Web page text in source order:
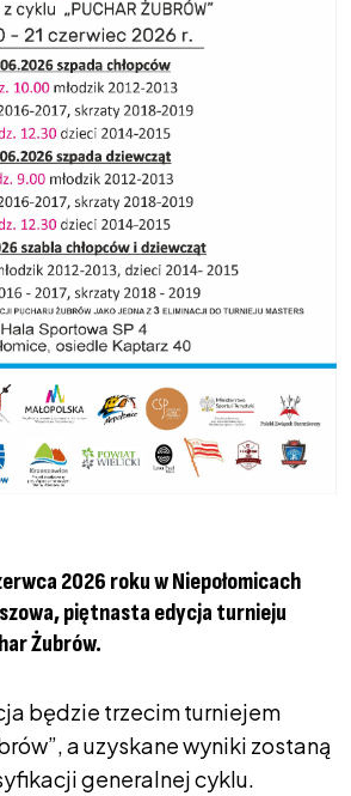
2026 roku w Niepołomicach
piętnasta edycja turnieju
Żubrów.
będzie trzecim turniejem
a uzyskane wyniki zostaną
generalnej cyklu.